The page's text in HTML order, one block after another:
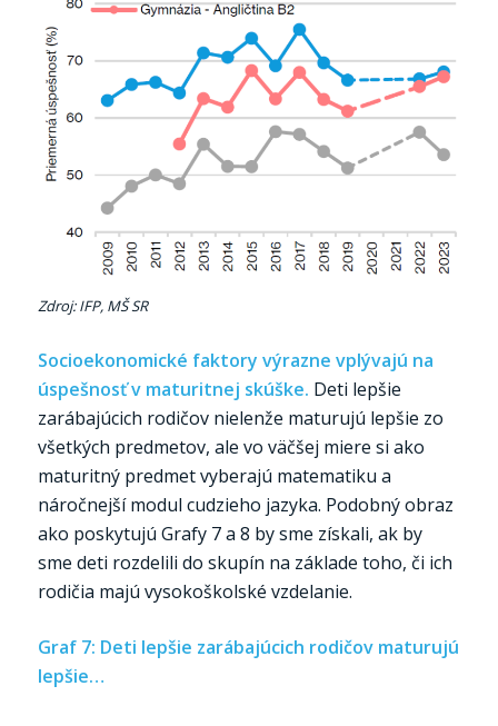
Zdroj: IFP, MŠ SR
Socioekonomické faktory výrazne vplývajú na
úspešnosť v maturitnej skúške. Deti lepšie
zarábajúcich rodičov nielenže maturujú lepšie zo
všetkých predmetov, ale vo väčšej miere si ako
maturitný predmet vyberajú matematiku a
náročnejší modul cudzieho jazyka. Podobný obraz
ako poskytujú Grafy 7 a 8 by sme získali, ak by
sme deti rozdelili do skupín na základe toho, či ich
rodičia majú vysokoškolské vzdelanie.
Graf 7: Deti lepšie zarábajúcich rodičov maturujú
lepšie…